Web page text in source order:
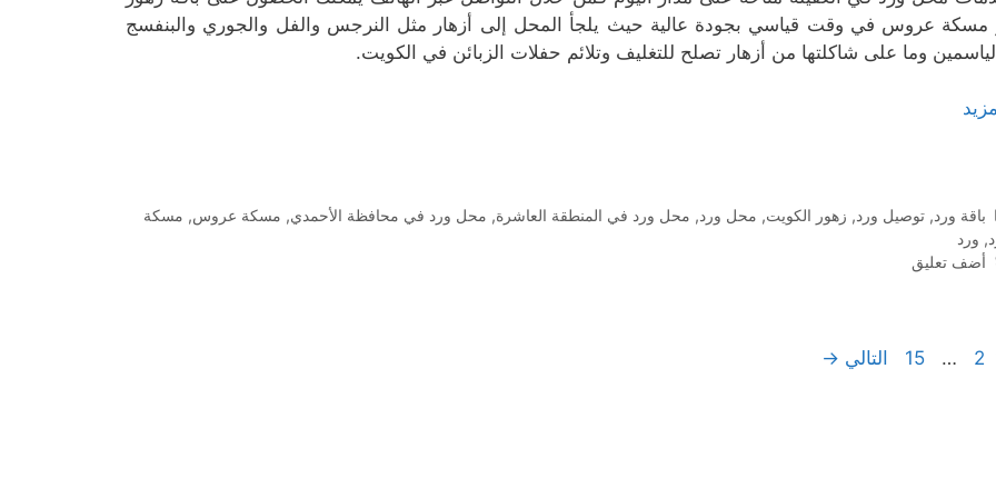
مسكة عروس في وقت قياسي بجودة عالية حيث يلجأ المحل إلى أزهار مثل النرجس والفل والجوري والبنفسج
وما على شاكلتها من أزهار تصلح للتغليف وتلائم حفلات الزبائن في الكويت.
التصنيفات
باقة ورد, توصيل ورد, زهور الكويت, محل ورد, محل ورد في المنطقة العاشرة, محل ورد في محافظة الأحمدي, مسكة عروس, مسكة
, ورد
أضف تعليق
Page
2
…
Page
15 التالي →